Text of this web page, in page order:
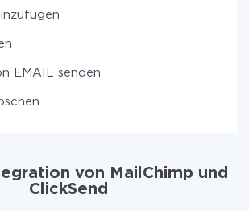
EMAIL senden
von MailChimp und
ClickSend